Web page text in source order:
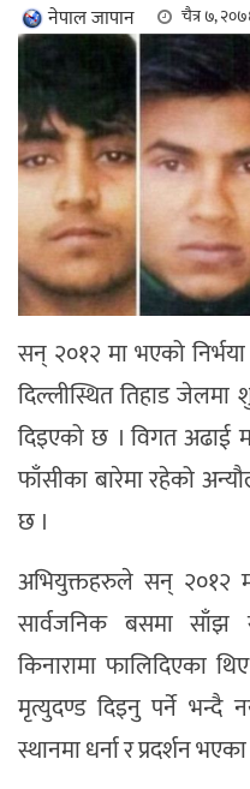
नेपाल जापान चैत्र ७,
सन् २०१२ मा भएको
दिल्लीस्थित तिहाड जेलमा
दिइएको छ । विगत अढाई
फाँसीका बारेमा रहेको
छ ।
अभियुक्तहरुले सन् २०१२
सार्वजनिक बसमा साँझ
किनारामा फालिदिएका
मृत्युदण्ड दिइनु पर्ने भन्दै
स्थानमा धर्ना र प्रदर्शन